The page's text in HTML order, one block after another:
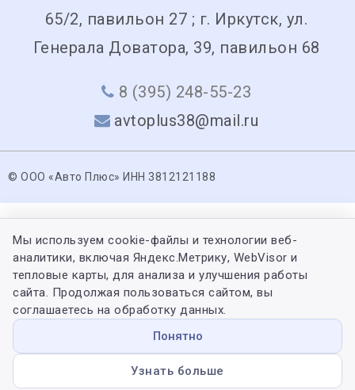
65/2, павильон 27 ; г. Иркутск, ул.
Генерала Доватора, 39, павильон 68
8 (395) 248-55-23
avtoplus38@mail.ru
© ООО «Авто Плюс» ИНН 3812121188
Мы используем cookie-файлы и технологии веб-
аналитики, включая Яндекс.Метрику, WebVisor и
тепловые карты, для анализа и улучшения работы
сайта. Продолжая пользоваться сайтом, вы
соглашаетесь на обработку данных.
Понятно
Узнать больше